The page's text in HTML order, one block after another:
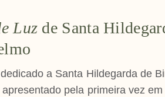
Luz de Santa
a Santa Hildegarda de
pela primeira vez